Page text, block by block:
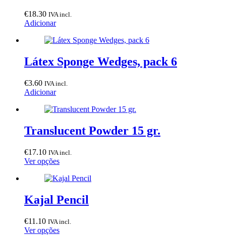
€18.30 IVA incl.
Adicionar
Látex Sponge Wedges, pack 6
€3.60 IVA incl.
Adicionar
Translucent Powder 15 gr.
€17.10 IVA incl.
Ver opçõesThis
has
variants.
The
may
be
Kajal Pencil
€11.10 IVA incl.
Ver opçõesThis